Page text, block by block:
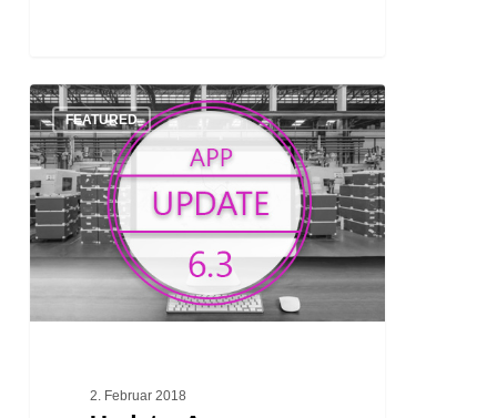
Update:
App
Version
6.3
FEATURED
2. Februar 2018